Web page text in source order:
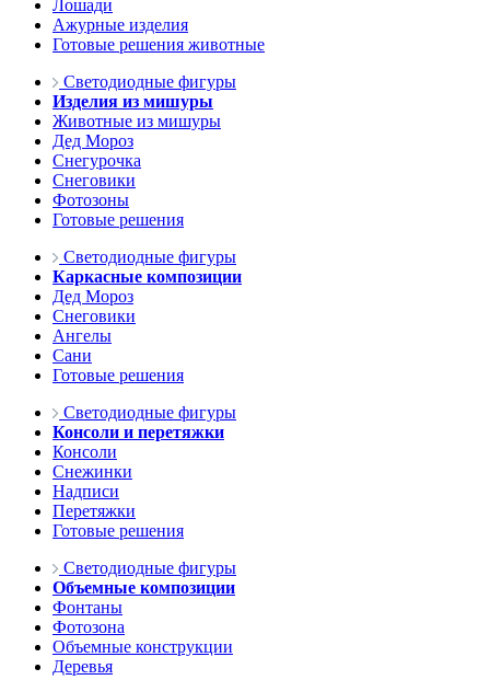
Лошади
Ажурные изделия
Готовые решения животные
Светодиодные фигуры
Изделия из мишуры
Животные из мишуры
Дед Мороз
Снегурочка
Снеговики
Фотозоны
Готовые решения
Светодиодные фигуры
Каркасные композиции
Дед Мороз
Снеговики
Ангелы
Сани
Готовые решения
Светодиодные фигуры
Консоли и перетяжки
Консоли
Снежинки
Надписи
Перетяжки
Готовые решения
Светодиодные фигуры
Объемные композиции
Фонтаны
Фотозона
Объемные конструкции
Деревья